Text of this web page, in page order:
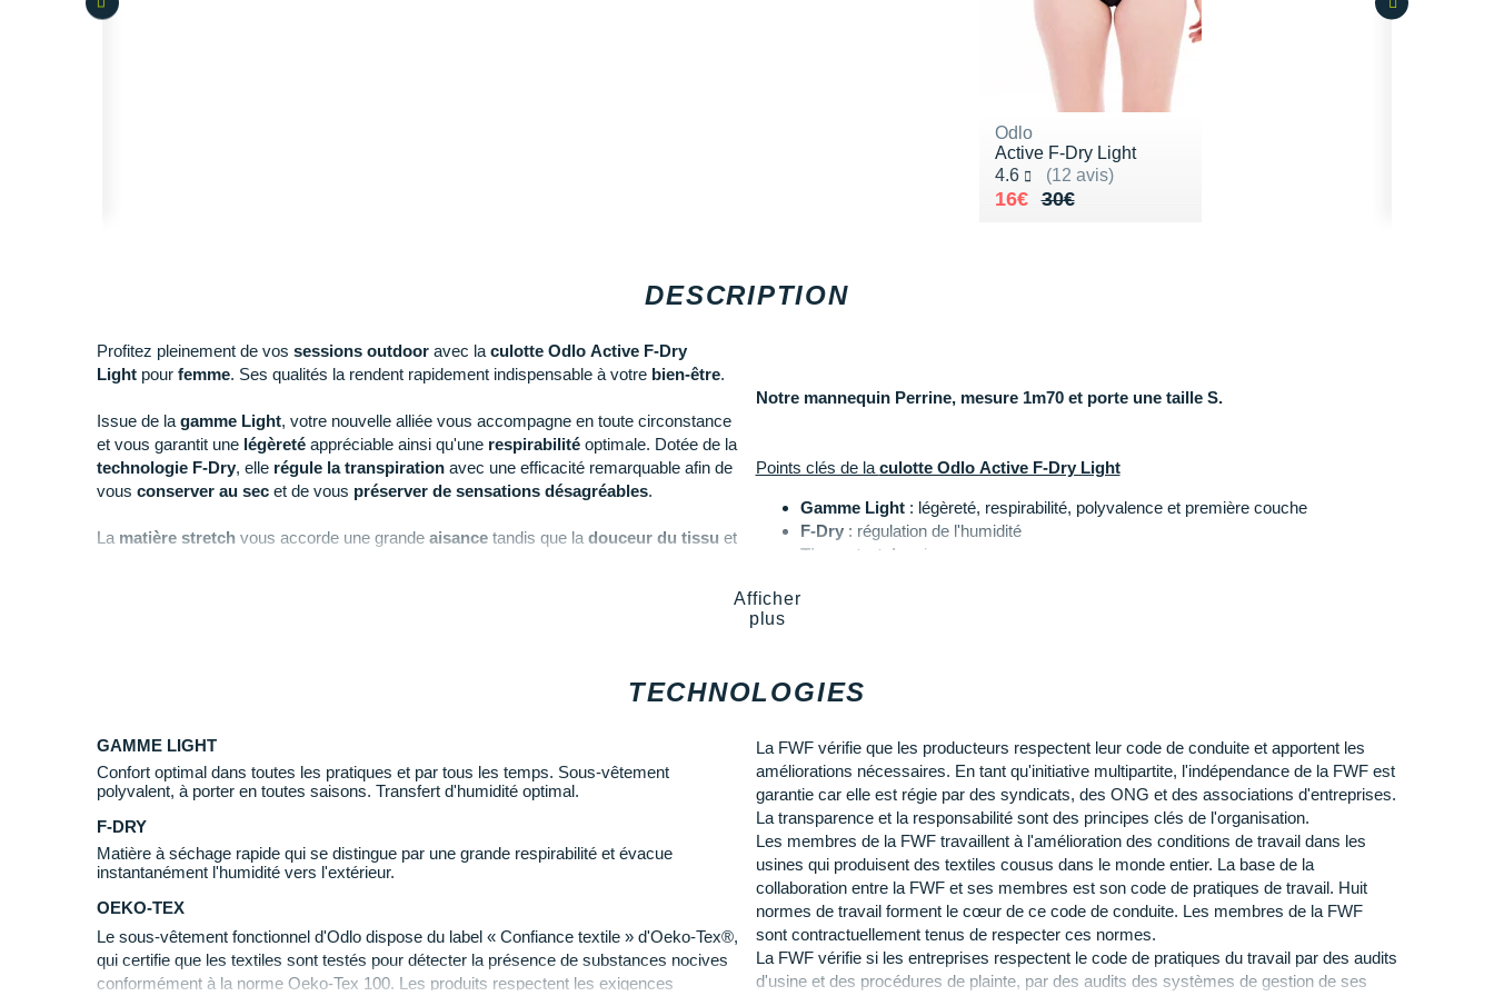
DESCRIPTION
Profitez pleinement de vos sessions outdoor avec la culotte Odlo Active F-Dry
Light pour femme. Ses qualités la rendent rapidement indispensable à votre bien-être.
Issue de la gamme Light, votre nouvelle alliée vous accompagne en toute circonstance
et vous garantit une légèreté appréciable ainsi qu'une respirabilité optimale. Dotée de la
technologie F-Dry, elle régule la transpiration avec une efficacité remarquable afin de
vous conserver au sec et de vous préserver de sensations désagréables.
La matière stretch vous accorde une grande aisance tandis que la douceur du tissu et
dans l'optique de
Notre mannequin Perrine, mesure 1m70 et porte une taille S.
Points clés de la culotte Odlo Active F-Dry Light
Gamme Light: légèreté, respirabilité, polyvalence et première couche
F-Dry: régulation de l'humidité
Tissu stretch
: aisance
Taille flexible
Afficher
plus
TECHNOLOGIES
GAMME LIGHT
Confort optimal dans toutes les pratiques et par tous les temps. Sous-vêtement
polyvalent, à porter en toutes saisons. Transfert d'humidité optimal.
F-DRY
Matière à séchage rapide qui se distingue par une grande respirabilité et évacue
instantanément l'humidité vers l'extérieur.
OEKO-TEX
Le sous-vêtement fonctionnel d'Odlo dispose du label « Confiance textile » d'Oeko-Tex®,
qui certifie que les textiles sont testés pour détecter la présence de substances nocives
conformément à la norme Oeko-Tex 100. Les produits respectent les exigences
La FWF vérifie que les producteurs respectent leur code de conduite et apportent les
améliorations nécessaires. En tant qu'initiative multipartite, l'indépendance de la FWF est
garantie car elle est régie par des syndicats, des ONG et des associations d'entreprises.
La transparence et la responsabilité sont des principes clés de l'organisation.
Les membres de la FWF travaillent à l'amélioration des conditions de travail dans les
usines qui produisent des textiles cousus dans le monde entier. La base de la
collaboration entre la FWF et ses membres est son code de pratiques de travail. Huit
normes de travail forment le cœur de ce code de conduite. Les membres de la FWF
sont contractuellement tenus de respecter ces normes.
La FWF vérifie si les entreprises respectent le code de pratiques du travail par des audits
d'usine et des procédures de plainte, par des audits des systèmes de gestion de ses
Odlo
Active F-Dry Light
4.6
(12 avis)
Noté 4.6 sur 5
30€
Au lieu de 30€
16€
Vendu 16€